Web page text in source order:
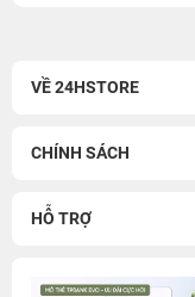
VỀ 24HSTORE
CHÍNH SÁCH
HỖ TRỢ